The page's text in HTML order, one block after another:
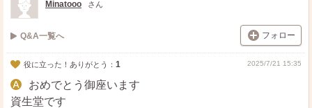
Minatooo さん
Q&A一覧へ フォロー
役に立った！ありがとう： 1 2025/7/21 15:35
おめでとう御座います
資生堂です